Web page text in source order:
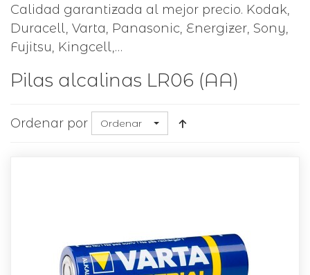
Calidad garantizada al mejor precio. Kodak,
Duracell, Varta, Panasonic, Energizer, Sony,
Fujitsu, Kingcell,…
Pilas alcalinas LR06 (AA)
Ordenar por Ordenar